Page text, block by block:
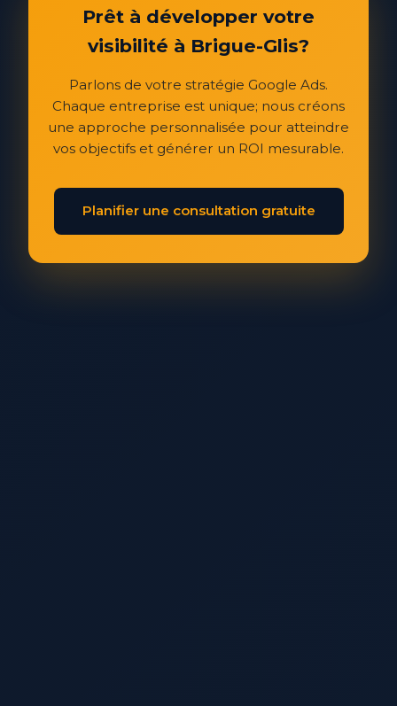
Prêt à développer votre
visibilité à Brigue-Glis?
Parlons de votre stratégie Google Ads.
Chaque entreprise est unique; nous créons
une approche personnalisée pour atteindre
vos objectifs et générer un ROI mesurable.
Planifier une consultation gratuite